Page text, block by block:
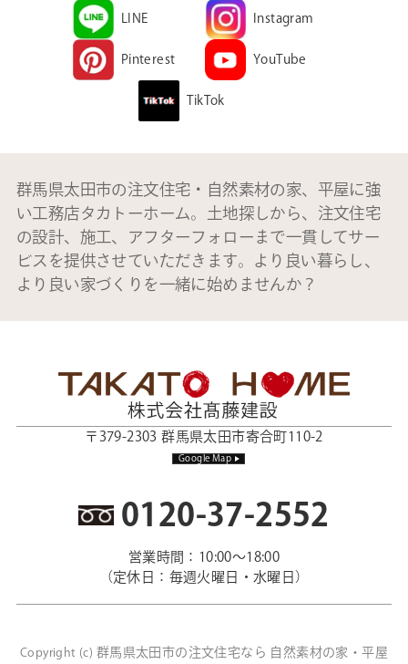
LINE Instagram
Pinterest YouTube
TikTok
群馬県太田市の注文住宅・自然素材の家、平屋に強
い工務店タカトーホーム。土地探しから、注文住宅
の設計、施工、アフターフォローまで一貫してサー
ビスを提供させていただきます。より良い暮らし、
より良い家づくりを一緒に始めませんか？
〒379-2303 群馬県太田市寄合町110-2
Google Map
0120-37-2552
営業時間：10:00～18:00
（定休日：毎週火曜日・水曜日）
Copyright (c) 群馬県太田市の注文住宅なら 自然素材の家・平屋